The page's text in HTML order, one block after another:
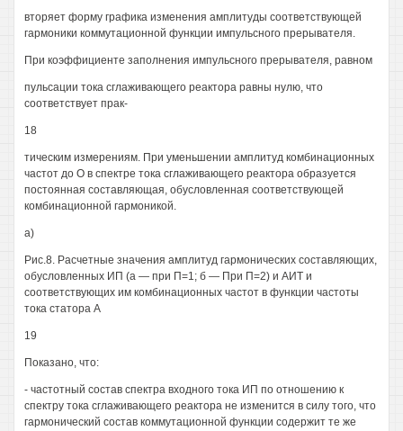
вторяет форму графика изменения амплитуды соответствующей
гармоники коммутационной функции импульсного прерывателя.
При коэффициенте заполнения импульсного прерывателя, равном
пульсации тока сглаживающего реактора равны нулю, что
соответствует прак-
18
тическим измерениям. При уменьшении амплитуд комбинационных
частот до О в спектре тока сглаживающего реактора образуется
постоянная составляющая, обусловленная соответствующей
комбинационной гармоникой.
а)
Рис.8. Расчетные значения амплитуд гармонических составляющих,
обусловленных ИП (а — при П=1; б — При П=2) и АИТ и
соответствующих им комбинационных частот в функции частоты
тока статора А
19
Показано, что:
- частотный состав спектра входного тока ИП по отношению к
спектру тока сглаживающего реактора не изменится в силу того, что
гармонический состав коммутационной функции содержит те же